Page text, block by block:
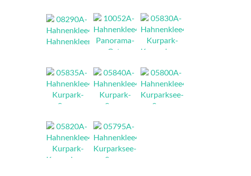
NEU
NEU